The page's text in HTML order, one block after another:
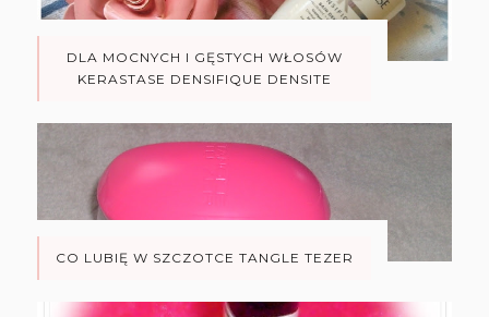
DLA MOCNYCH I GĘSTYCH WŁOSÓW
KERASTASE DENSIFIQUE DENSITE
CO LUBIĘ W SZCZOTCE TANGLE TEZER